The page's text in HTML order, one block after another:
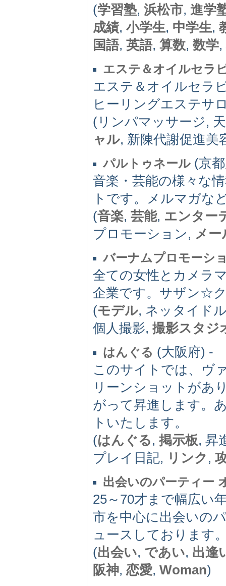
(学習塾, 浜松市, 進学
成績, 小学生, 中学生,
国語, 英語, 算数, 数学,
エステ＆オイルセラ
エステ＆オイルセラ
ヒーリングエステサ
(リンパマッサージ,
ャル, 新陳代謝促進美
パルトゥネール (京
音楽・芸能の様々な
トです。メルマガな
(音楽, 芸能, エンター
プロモーション, メ
バーナムプロモーシ
全ての女性とカメラ
企業です。サザン☆
(モデル, ネッタイド
個人撮影, 撮影スタジ
はんぐる (大阪府) -
このサイトでは、ヴ
リーンショットがあ
がって昇進します。
トいたします。
(はんぐる, 掲示板, 昇
プレイ日記, リンク ,
出会いのパーティー
25～70才まで幅広い
市を中心に出会いの
ュースしております
(出会い, であい, 出逢
阪神, 恋愛, Woman)